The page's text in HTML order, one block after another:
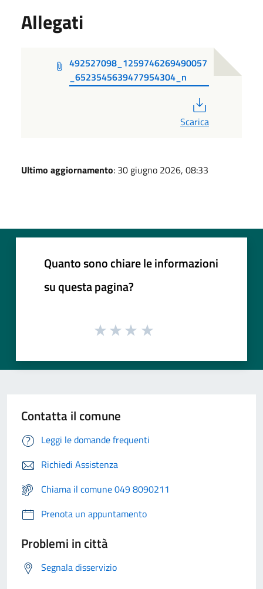
Allegati
492527098_1259746269490057
_6523545639477954304_n
Scarica
Ultimo aggiornamento: 30 giugno 2026, 08:33
Quanto sono chiare le informazioni
su questa pagina?
Contatta il comune
Leggi le domande frequenti
Richiedi Assistenza
Chiama il comune 049 8090211
Prenota un appuntamento
Problemi in città
Segnala disservizio